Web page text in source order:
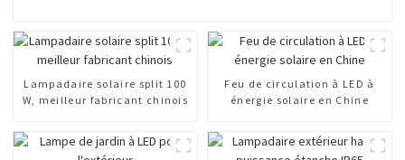
Lampadaire solaire split 100
W, meilleur fabricant chinois
Feu de circulation à LED à
énergie solaire en Chine